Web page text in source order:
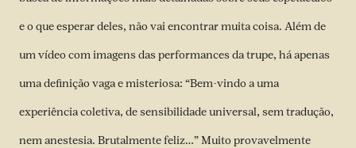
e o que esperar deles, não vai encontrar muita coisa. Além de
um vídeo com imagens das performances da trupe, há apenas
uma definição vaga e misteriosa: “Bem-vindo a uma
experiência coletiva, de sensibilidade universal, sem tradução,
nem anestesia. Brutalmente feliz…” Muito provavelmente